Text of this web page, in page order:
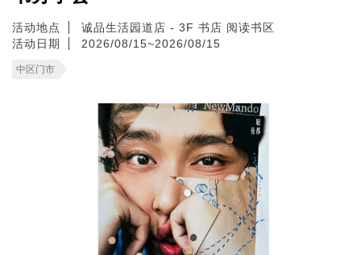
活动地点
诚品生活园道店 - 3F 书店 阅读书区
活动日期
2026/08/15~2026/08/15
中区门市